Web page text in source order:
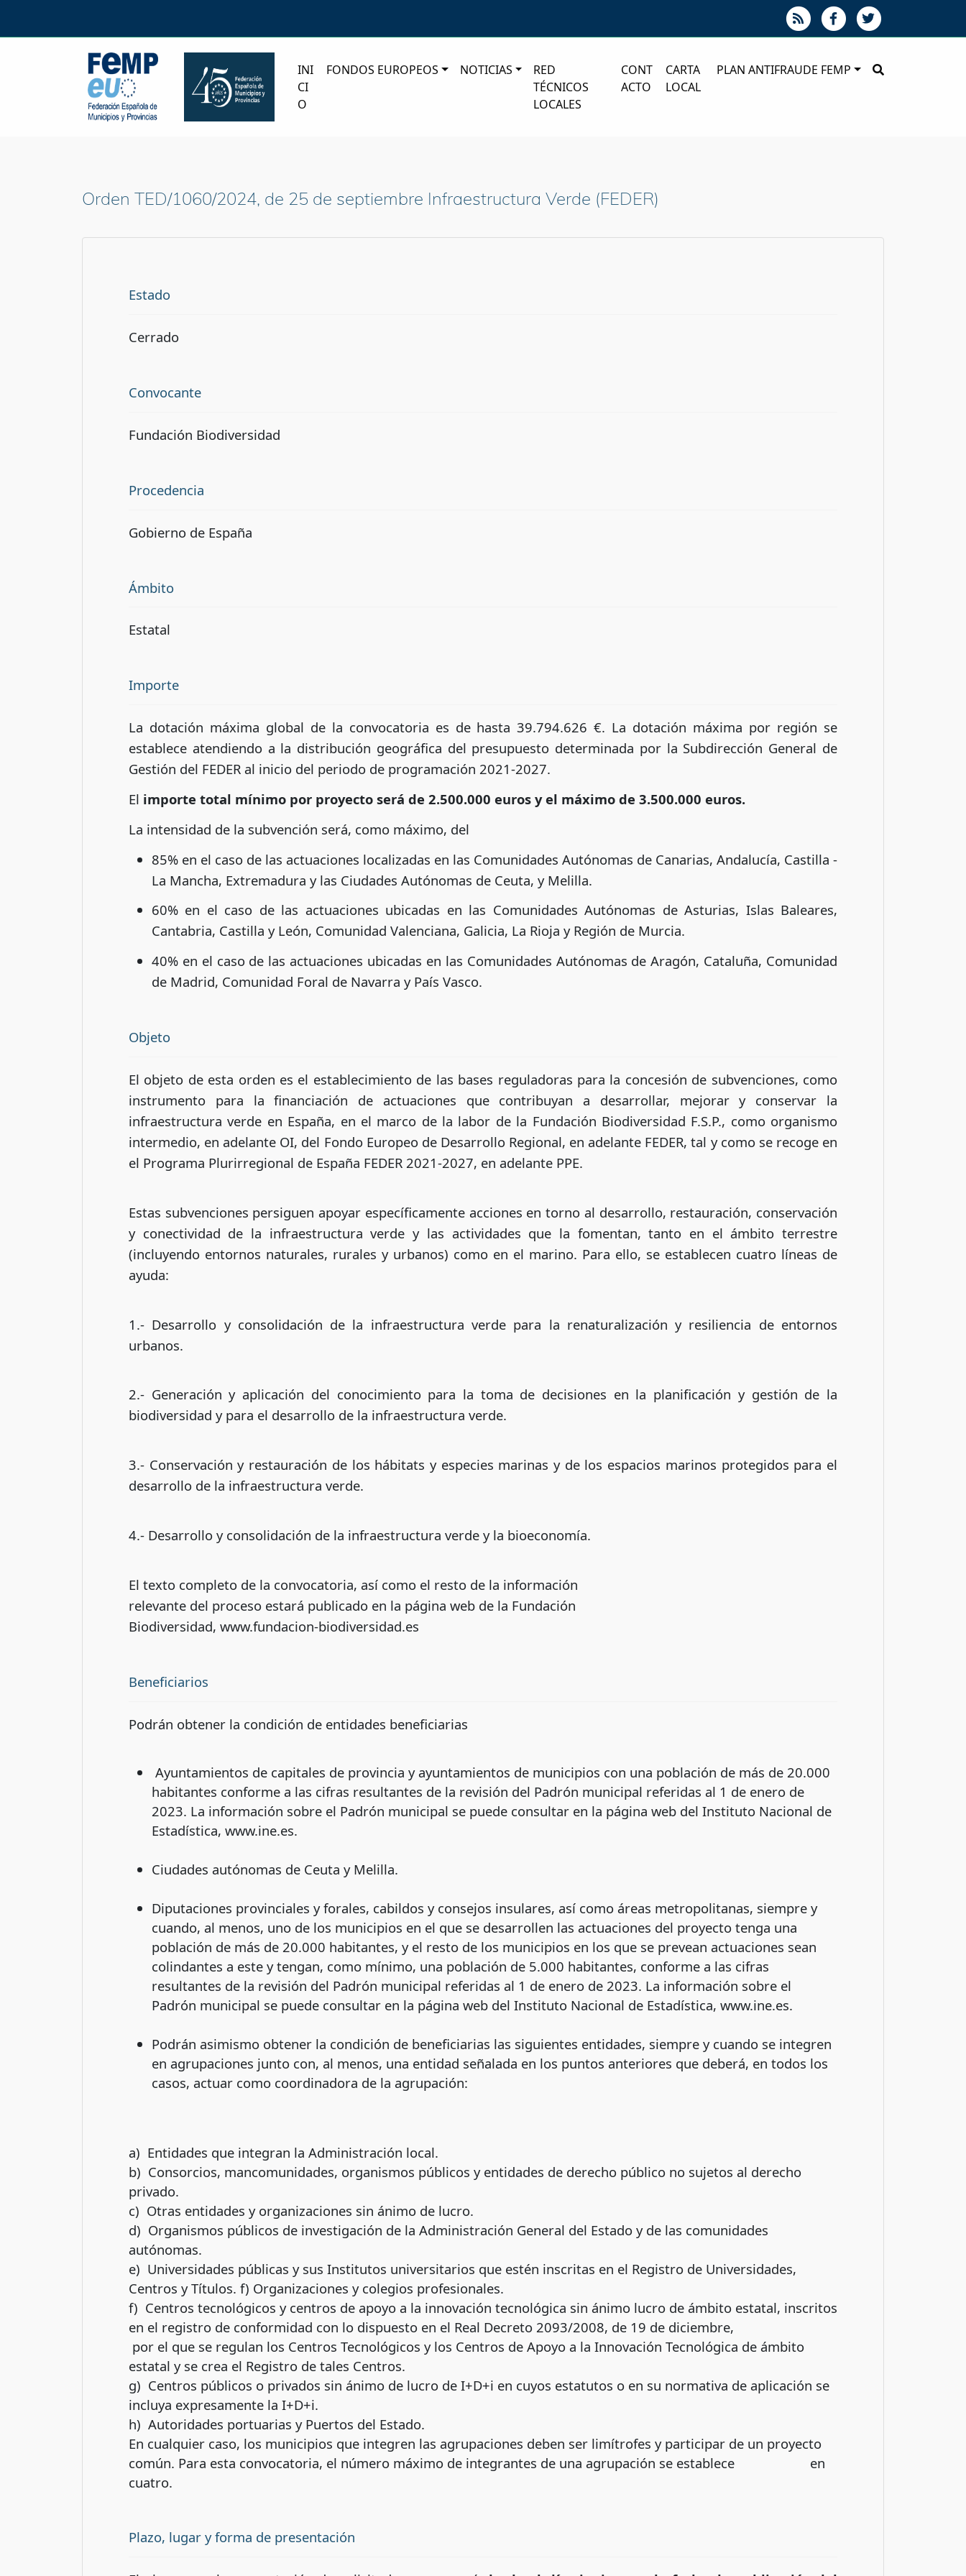
INI
CI
O
FONDOS EUROPEOS NOTICIAS
RED
TÉCNICOS
LOCALES
CONT
ACTO
CARTA
LOCAL
PLAN ANTIFRAUDE FEMP
Orden TED/1060/2024, de 25 de septiembre Infraestructura Verde (FEDER)
Estado
Cerrado
Convocante
Fundación Biodiversidad
Procedencia
Gobierno de España
Ámbito
Estatal
Importe
La dotación máxima global de la convocatoria es de hasta 39.794.626 €. La dotación máxima por región se
establece atendiendo a la distribución geográfica del presupuesto determinada por la Subdirección General de
Gestión del FEDER al inicio del periodo de programación 2021-2027.
El importe total mínimo por proyecto será de 2.500.000 euros y el máximo de 3.500.000 euros.
La intensidad de la subvención será, como máximo, del
85% en el caso de las actuaciones localizadas en las Comunidades Autónomas de Canarias, Andalucía, Castilla -
La Mancha, Extremadura y las Ciudades Autónomas de Ceuta, y Melilla.
60% en el caso de las actuaciones ubicadas en las Comunidades Autónomas de Asturias, Islas Baleares,
Cantabria, Castilla y León, Comunidad Valenciana, Galicia, La Rioja y Región de Murcia.
40% en el caso de las actuaciones ubicadas en las Comunidades Autónomas de Aragón, Cataluña, Comunidad
de Madrid, Comunidad Foral de Navarra y País Vasco.
Objeto
El objeto de esta orden es el establecimiento de las bases reguladoras para la concesión de subvenciones, como
instrumento para la financiación de actuaciones que contribuyan a desarrollar, mejorar y conservar la
infraestructura verde en España, en el marco de la labor de la Fundación Biodiversidad F.S.P., como organismo
intermedio, en adelante OI, del Fondo Europeo de Desarrollo Regional, en adelante FEDER, tal y como se recoge en
el Programa Plurirregional de España FEDER 2021-2027, en adelante PPE.
Estas subvenciones persiguen apoyar específicamente acciones en torno al desarrollo, restauración, conservación
y conectividad de la infraestructura verde y las actividades que la fomentan, tanto en el ámbito terrestre
(incluyendo entornos naturales, rurales y urbanos) como en el marino. Para ello, se establecen cuatro líneas de
ayuda:
1.- Desarrollo y consolidación de la infraestructura verde para la renaturalización y resiliencia de entornos
urbanos.
2.- Generación y aplicación del conocimiento para la toma de decisiones en la planificación y gestión de la
biodiversidad y para el desarrollo de la infraestructura verde.
3.- Conservación y restauración de los hábitats y especies marinas y de los espacios marinos protegidos para el
desarrollo de la infraestructura verde.
4.- Desarrollo y consolidación de la infraestructura verde y la bioeconomía.
El texto completo de la convocatoria, así como el resto de la información
relevante del proceso estará publicado en la página web de la Fundación
Biodiversidad, www.fundacion-biodiversidad.es
Beneficiarios
Podrán obtener la condición de entidades beneficiarias
Ayuntamientos de capitales de provincia y ayuntamientos de municipios con una población de más de 20.000
habitantes conforme a las cifras resultantes de la revisión del Padrón municipal referidas al 1 de enero de
2023. La información sobre el Padrón municipal se puede consultar en la página web del Instituto Nacional de
Estadística, www.ine.es.
Ciudades autónomas de Ceuta y Melilla.
Diputaciones provinciales y forales, cabildos y consejos insulares, así como áreas metropolitanas, siempre y
cuando, al menos, uno de los municipios en el que se desarrollen las actuaciones del proyecto tenga una
población de más de 20.000 habitantes, y el resto de los municipios en los que se prevean actuaciones sean
colindantes a este y tengan, como mínimo, una población de 5.000 habitantes, conforme a las cifras
resultantes de la revisión del Padrón municipal referidas al 1 de enero de 2023. La información sobre el
Padrón municipal se puede consultar en la página web del Instituto Nacional de Estadística, www.ine.es.
Podrán asimismo obtener la condición de beneficiarias las siguientes entidades, siempre y cuando se integren
en agrupaciones junto con, al menos, una entidad señalada en los puntos anteriores que deberá, en todos los
casos, actuar como coordinadora de la agrupación:
a) Entidades que integran la Administración local.
b) Consorcios, mancomunidades, organismos públicos y entidades de derecho público no sujetos al derecho
privado.
c) Otras entidades y organizaciones sin ánimo de lucro.
d) Organismos públicos de investigación de la Administración General del Estado y de las comunidades
autónomas.
e) Universidades públicas y sus Institutos universitarios que estén inscritas en el Registro de Universidades,
Centros y Títulos. f) Organizaciones y colegios profesionales.
f) Centros tecnológicos y centros de apoyo a la innovación tecnológica sin ánimo lucro de ámbito estatal, inscritos
en el registro de conformidad con lo dispuesto en el Real Decreto 2093/2008, de 19 de diciembre,
por el que se regulan los Centros Tecnológicos y los Centros de Apoyo a la Innovación Tecnológica de ámbito
estatal y se crea el Registro de tales Centros.
g) Centros públicos o privados sin ánimo de lucro de I+D+i en cuyos estatutos o en su normativa de aplicación se
incluya expresamente la I+D+i.
h) Autoridades portuarias y Puertos del Estado.
En cualquier caso, los municipios que integren las agrupaciones deben ser limítrofes y participar de un proyecto
común. Para esta convocatoria, el número máximo de integrantes de una agrupación se establece en
cuatro.
Plazo, lugar y forma de presentación